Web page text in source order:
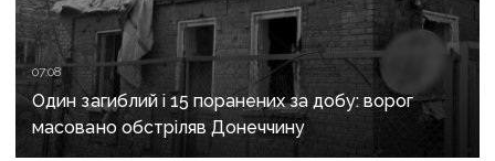
07:08
Один загиблий і 15 поранених за добу: ворог
масовано обстріляв Донеччину